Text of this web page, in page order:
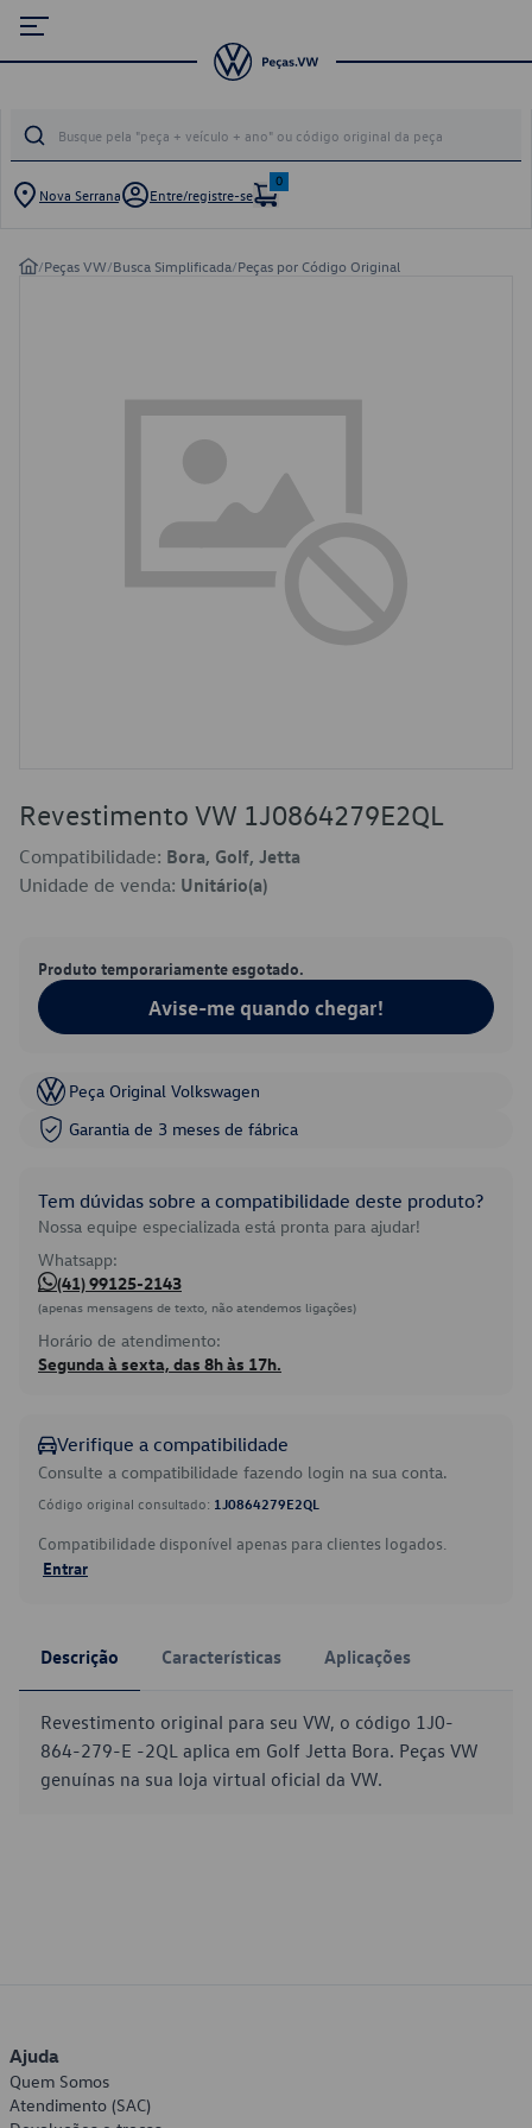
Nova Serrana Entre/registre-se
0
/Peças VW/Busca Simplificada/Peças por Código Original
Revestimento VW 1J0864279E2QL
Compatibilidade: Bora, Golf, Jetta
Unidade de venda: Unitário(a)
Produto temporariamente esgotado.
Avise-me quando chegar!
Peça Original Volkswagen
Garantia de 3 meses de fábrica
Tem dúvidas sobre a compatibilidade deste produto?
Nossa equipe especializada está pronta para ajudar!
Whatsapp:
(41) 99125-2143
(apenas mensagens de texto, não atendemos ligações)
Horário de atendimento:
Segunda à sexta, das 8h às 17h.
Verifique a compatibilidade
Consulte a compatibilidade fazendo login na sua conta.
Código original consultado: 1J0864279E2QL
Compatibilidade disponível apenas para clientes logados.
Entrar
Descrição Características Aplicações
Revestimento original para seu VW, o código 1J0-
864-279-E -2QL aplica em Golf Jetta Bora. Peças VW
genuínas na sua loja virtual oficial da VW.
Ajuda
Quem Somos
Atendimento (SAC)